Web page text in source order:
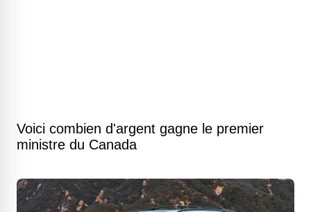
Voici combien d'argent gagne le premier
ministre du Canada